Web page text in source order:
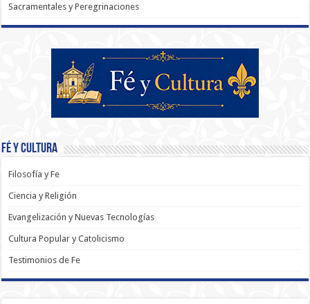
Sacramentales y Peregrinaciones
Fé y Cultura
Filosofía y Fe
Ciencia y Religión
Evangelización y Nuevas Tecnologías
Cultura Popular y Catolicismo
Testimonios de Fe